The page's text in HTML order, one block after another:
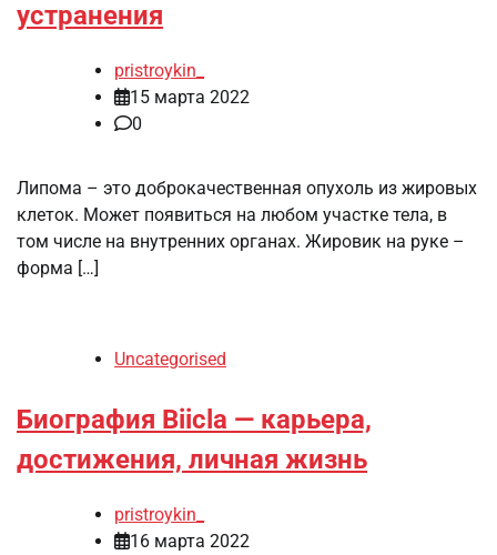
устранения
pristroykin_
15 марта 2022
0
Липома – это доброкачественная опухоль из жировых
клеток. Может появиться на любом участке тела, в
том числе на внутренних органах. Жировик на руке –
форма […]
Uncategorised
Биография Biicla — карьера,
достижения, личная жизнь
pristroykin_
16 марта 2022